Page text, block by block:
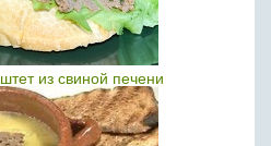
из свиной печени